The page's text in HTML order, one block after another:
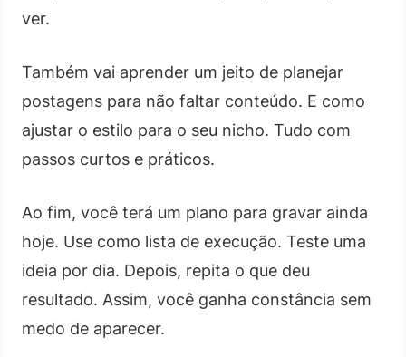
ver.
Também vai aprender um jeito de planejar
postagens para não faltar conteúdo. E como
ajustar o estilo para o seu nicho. Tudo com
passos curtos e práticos.
Ao fim, você terá um plano para gravar ainda
hoje. Use como lista de execução. Teste uma
ideia por dia. Depois, repita o que deu
resultado. Assim, você ganha constância sem
medo de aparecer.